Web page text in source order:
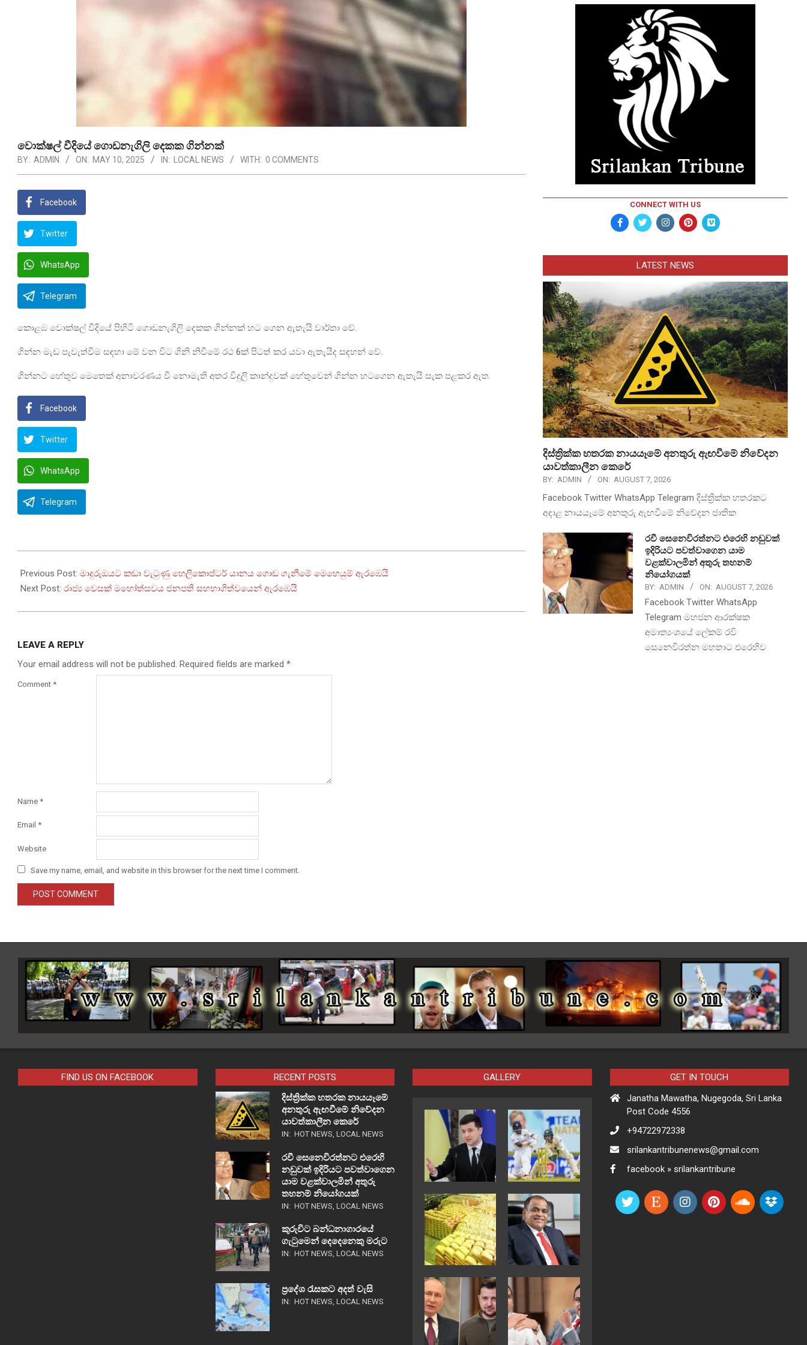
වොක්ෂල් වීදියේ ගොඩනැගිලි දෙකක ගින්නක්
BY: ADMIN ON: MAY 10, 2025 IN: LOCAL NEWS WITH: 0 COMMENTS
Facebook
Twitter
WhatsApp
Telegram
කොළඹ වොක්ෂල් වීදියේ පිහිටි ගොඩනැගිලි දෙකක ගින්නක් හට ගෙන ඇතැයි වාර්තා වේ.
ගින්න මැඩ පැවැත්වීම සඳහා මේ වන විට ගිනි නිවීමේ රථ 6ක් පිටත් කර යවා ඇතැයිද සඳහන් වේ.
ගින්නට හේතුව මෙතෙක් අනාවරණය වී නොමැති අතර විදුලි කාන්දුවක් හේතුවෙන් ගින්න හටගෙන ඇතැයි සැක පළකර ඇත.
Facebook
Twitter
WhatsApp
Telegram
05-
10
Previous Post: මාදුරුඔයට කඩා වැටුණු හෙලිකොප්ටර් යානය ගොඩ ගැනීමේ මෙහෙයුම් ඇරඹෙයි
Next Post: රාජ්‍ය වෙසක් මහෝත්සවය ජනපති සහභාගිත්වයෙන් ඇරඹෙයි
LEAVE A REPLY
Your email address will not be published. Required fields are marked *
Comment *
Name *
Email *
Website
Save my name, email, and website in this browser for the next time I comment.
CONNECT WITH US
LATEST NEWS
දිස්ත්‍රික්ක හතරක නායයෑමේ අනතුරු ඇඟවීමේ නිවේදන
යාවත්කාලීන කෙරේ
BY: ADMIN ON: AUGUST 7, 2026
Facebook Twitter WhatsApp Telegram දිස්ත්‍රික්ක හතරකට
අදාළ නායයෑමේ අනතුරු ඇඟවීමේ නිවේදන ජාතික
රවී සෙනෙවිරත්නට එරෙහි නඩුවක්
ඉදිරියට පවත්වාගෙන යාම
වළක්වාලමින් අතුරු තහනම්
නියෝගයක්
BY: ADMIN ON: AUGUST 7, 2026
Facebook Twitter WhatsApp
Telegram මහජන ආරක්ෂක
අමාත්‍යංශයේ ලේකම් රවි
සෙනෙවිරත්න මහතාට එරෙහිව
FIND US ON FACEBOOK
RECENT POSTS
දිස්ත්‍රික්ක හතරක නායයෑමේ
අනතුරු ඇඟවීමේ නිවේදන
යාවත්කාලීන කෙරේ
IN: HOT NEWS, LOCAL NEWS
රවී සෙනෙවිරත්නට එරෙහි
නඩුවක් ඉදිරියට පවත්වාගෙන
යාම වළක්වාලමින් අතුරු
තහනම් නියෝගයක්
IN: HOT NEWS, LOCAL NEWS
කුරුවිට බන්ධනාගාරයේ
ගැටුමෙන් දෙදෙනෙකු මරුට
IN: HOT NEWS, LOCAL NEWS
ප්‍රදේශ රැසකට අදත් වැසි
IN: HOT NEWS, LOCAL NEWS
GALLERY
GET IN TOUCH
Janatha Mawatha, Nugegoda, Sri Lanka
Post Code 4556
+94722972338
srilankantribunenews@gmail.com
facebook » srilankantribune